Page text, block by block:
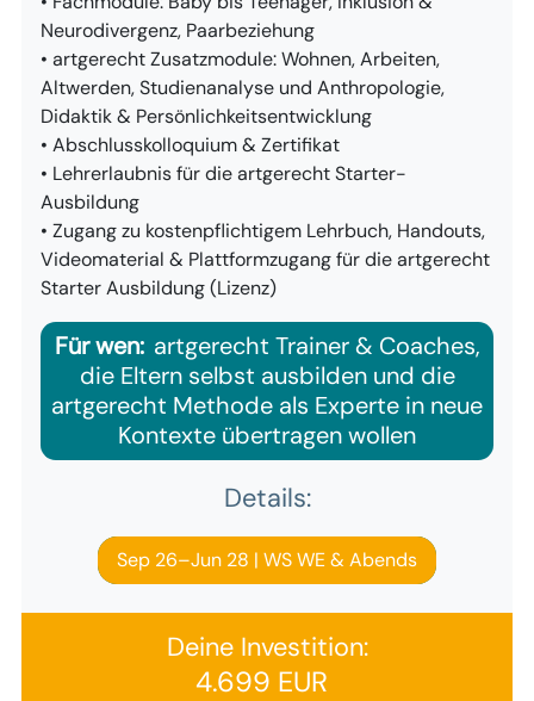
Neurodivergenz, Paarbeziehung​
• artgerecht Zusatzmodule: Wohnen, Arbeiten,
Altwerden, Studienanalyse und Anthropologie,
Didaktik & Persönlichkeitsentwicklung ​
• Abschlusskolloquium & Zertifikat​
• Lehrerlaubnis für die artgerecht Starter-
Ausbildung ​
• Zugang zu kostenpflichtigem Lehrbuch, Handouts,
Videomaterial & Plattformzugang für die artgerecht
Starter Ausbildung (Lizenz)
Für wen:artgerecht Trainer & Coaches,
die Eltern selbst ausbilden und die
artgerecht Methode als Experte in neue
Kontexte übertragen wollen
Details:
Sep 26–Jun 28 | WS WE & Abends
Deine Investition:
4.699 EUR